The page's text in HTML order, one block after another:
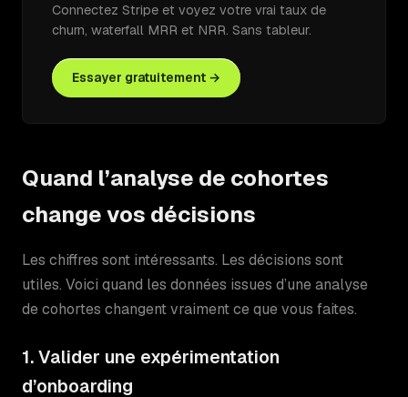
Connectez Stripe et voyez votre vrai taux de
churn, waterfall MRR et NRR. Sans tableur.
Essayer gratuitement →
Quand l’analyse de cohortes
change vos décisions
Les chiffres sont intéressants. Les décisions sont
utiles. Voici quand les données issues d’une analyse
de cohortes changent vraiment ce que vous faites.
1. Valider une expérimentation
d’onboarding